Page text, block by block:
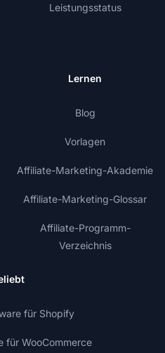
Leistungsstatus
Lernen
Blog
Vorlagen
Affiliate-Marketing-Akademie
Affiliate-Marketing-Glossar
Affiliate-Programm-
Verzeichnis
für Shopify
für WooCommerce